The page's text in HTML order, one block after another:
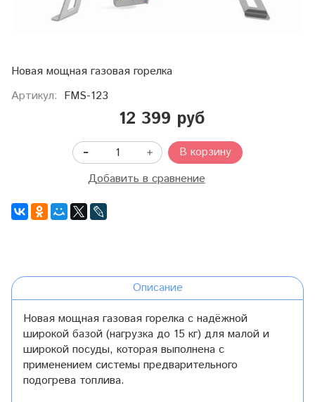
Новая мощная газовая горелка
Артикул: FMS-123
12 399 руб
В корзину
Добавить в сравнение
Описание
Новая мощная газовая горелка с надёжной
широкой базой (нагрузка до 15 кг) для малой и
широкой посуды, которая выполнена с
применением системы предварительного
подогрева топлива.